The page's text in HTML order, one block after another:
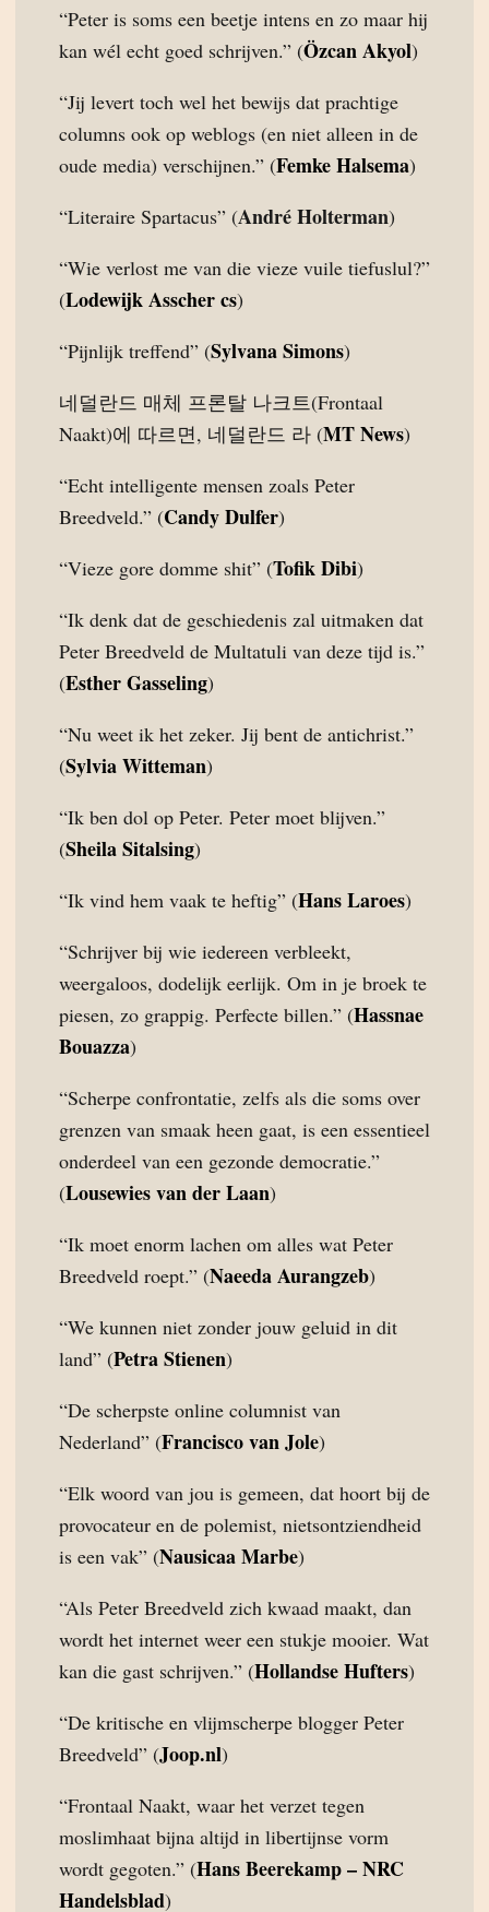
“Peter is soms een beetje intens en zo maar hij
kan wél echt goed schrijven.” (Özcan Akyol)
“Jij levert toch wel het bewijs dat prachtige
columns ook op weblogs (en niet alleen in de
oude media) verschijnen.” (Femke Halsema)
“Literaire Spartacus” (André Holterman)
“Wie verlost me van die vieze vuile tiefuslul?”
(Lodewijk Asscher cs)
“Pijnlijk treffend” (Sylvana Simons)
네덜란드 매체 프론탈 나크트(Frontaal
Naakt)에 따르면, 네덜란드 라 (MT News)
“Echt intelligente mensen zoals Peter
Breedveld.” (Candy Dulfer)
“Vieze gore domme shit” (Tofik Dibi)
“Ik denk dat de geschiedenis zal uitmaken dat
Peter Breedveld de Multatuli van deze tijd is.”
(Esther Gasseling)
“Nu weet ik het zeker. Jij bent de antichrist.”
(Sylvia Witteman)
“Ik ben dol op Peter. Peter moet blijven.”
(Sheila Sitalsing)
“Ik vind hem vaak te heftig” (Hans Laroes)
“Schrijver bij wie iedereen verbleekt,
weergaloos, dodelijk eerlijk. Om in je broek te
piesen, zo grappig. Perfecte billen.” (Hassnae
Bouazza)
“Scherpe confrontatie, zelfs als die soms over
grenzen van smaak heen gaat, is een essentieel
onderdeel van een gezonde democratie.”
(Lousewies van der Laan)
“Ik moet enorm lachen om alles wat Peter
Breedveld roept.” (Naeeda Aurangzeb)
“We kunnen niet zonder jouw geluid in dit
land” (Petra Stienen)
“De scherpste online columnist van
Nederland” (Francisco van Jole)
“Elk woord van jou is gemeen, dat hoort bij de
provocateur en de polemist, nietsontziendheid
is een vak” (Nausicaa Marbe)
“Als Peter Breedveld zich kwaad maakt, dan
wordt het internet weer een stukje mooier. Wat
kan die gast schrijven.” (Hollandse Hufters)
“De kritische en vlijmscherpe blogger Peter
Breedveld” (Joop.nl)
“Frontaal Naakt, waar het verzet tegen
moslimhaat bijna altijd in libertijnse vorm
wordt gegoten.” (Hans Beerekamp – NRC
Handelsblad)